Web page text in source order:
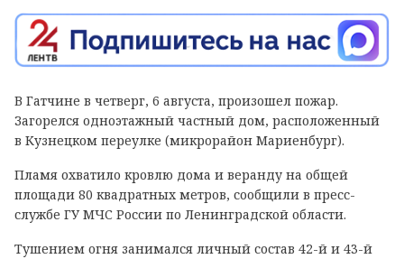
В Гатчине в четверг, 6 августа, произошел пожар.
Загорелся одноэтажный частный дом, расположенный
в Кузнецком переулке (микрорайон Мариенбург).
Пламя охватило кровлю дома и веранду на общей
площади 80 квадратных метров, сообщили в пресс-
службе ГУ МЧС России по Ленинградской области.
Тушением огня занимался личный состав 42-й и 43-й